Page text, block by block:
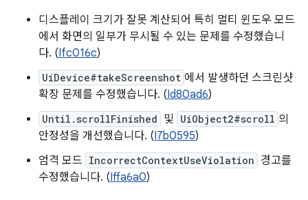
디스플레이 크기가 잘못 계산되어 특히 멀티 윈도우 모드
에서 화면의 일부가 무시될 수 있는 문제를 수정했습니
다. (Ifc016c)
UiDevice#takeScreenshot 에서 발생하던 스크린샷
확장 문제를 수정했습니다. (Id80ad6)
Until.scrollFinished 및 UiObject2#scroll 의
안정성을 개선했습니다. (I7b0595)
엄격 모드 IncorrectContextUseViolation 경고를
수정했습니다. (Iffa6a0)